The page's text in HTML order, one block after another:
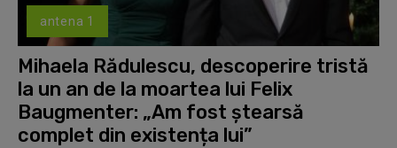
antena 1
Mihaela Rădulescu, descoperire tristă
la un an de la moartea lui Felix
Baugmenter: „Am fost ștearsă
complet din existența lui”